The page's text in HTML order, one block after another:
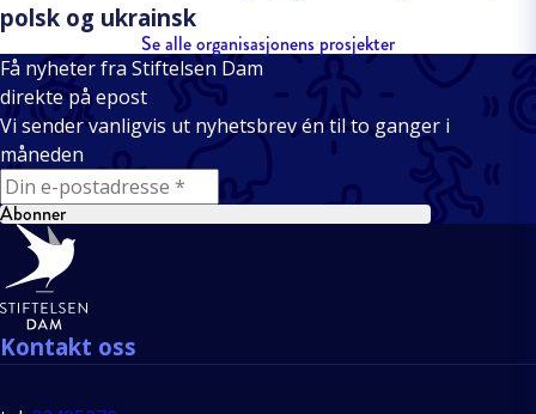
polsk og ukrainsk
Se alle organisasjonens prosjekter
Få nyheter fra Stiftelsen Dam
direkte på epost
Vi sender vanligvis ut nyhetsbrev én til to ganger i
måneden
E-mail
Abonner
Bunntekst
Kontakt oss